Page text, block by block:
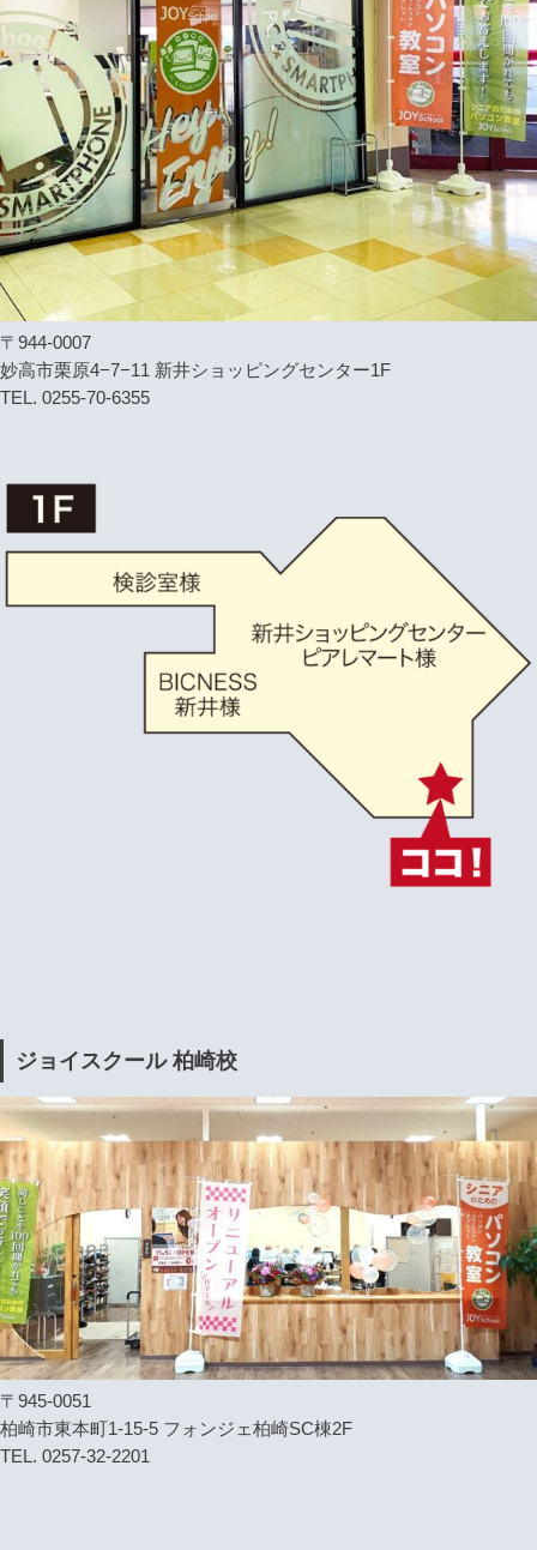
〒944-0007
妙高市栗原4−7−11 新井ショッピングセンター1F
TEL. 0255-70-6355
ジョイスクール 柏崎校
〒945-0051
柏崎市東本町1-15-5 フォンジェ柏崎SC棟2F
TEL. 0257-32-2201